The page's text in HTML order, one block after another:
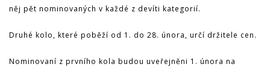
něj pět nominovaných v každé z devíti kategorií.
Druhé kolo, které poběží od 1. do 28. února, určí držitele cen.
Nominovaní z prvního kola budou uveřejněni 1. února na